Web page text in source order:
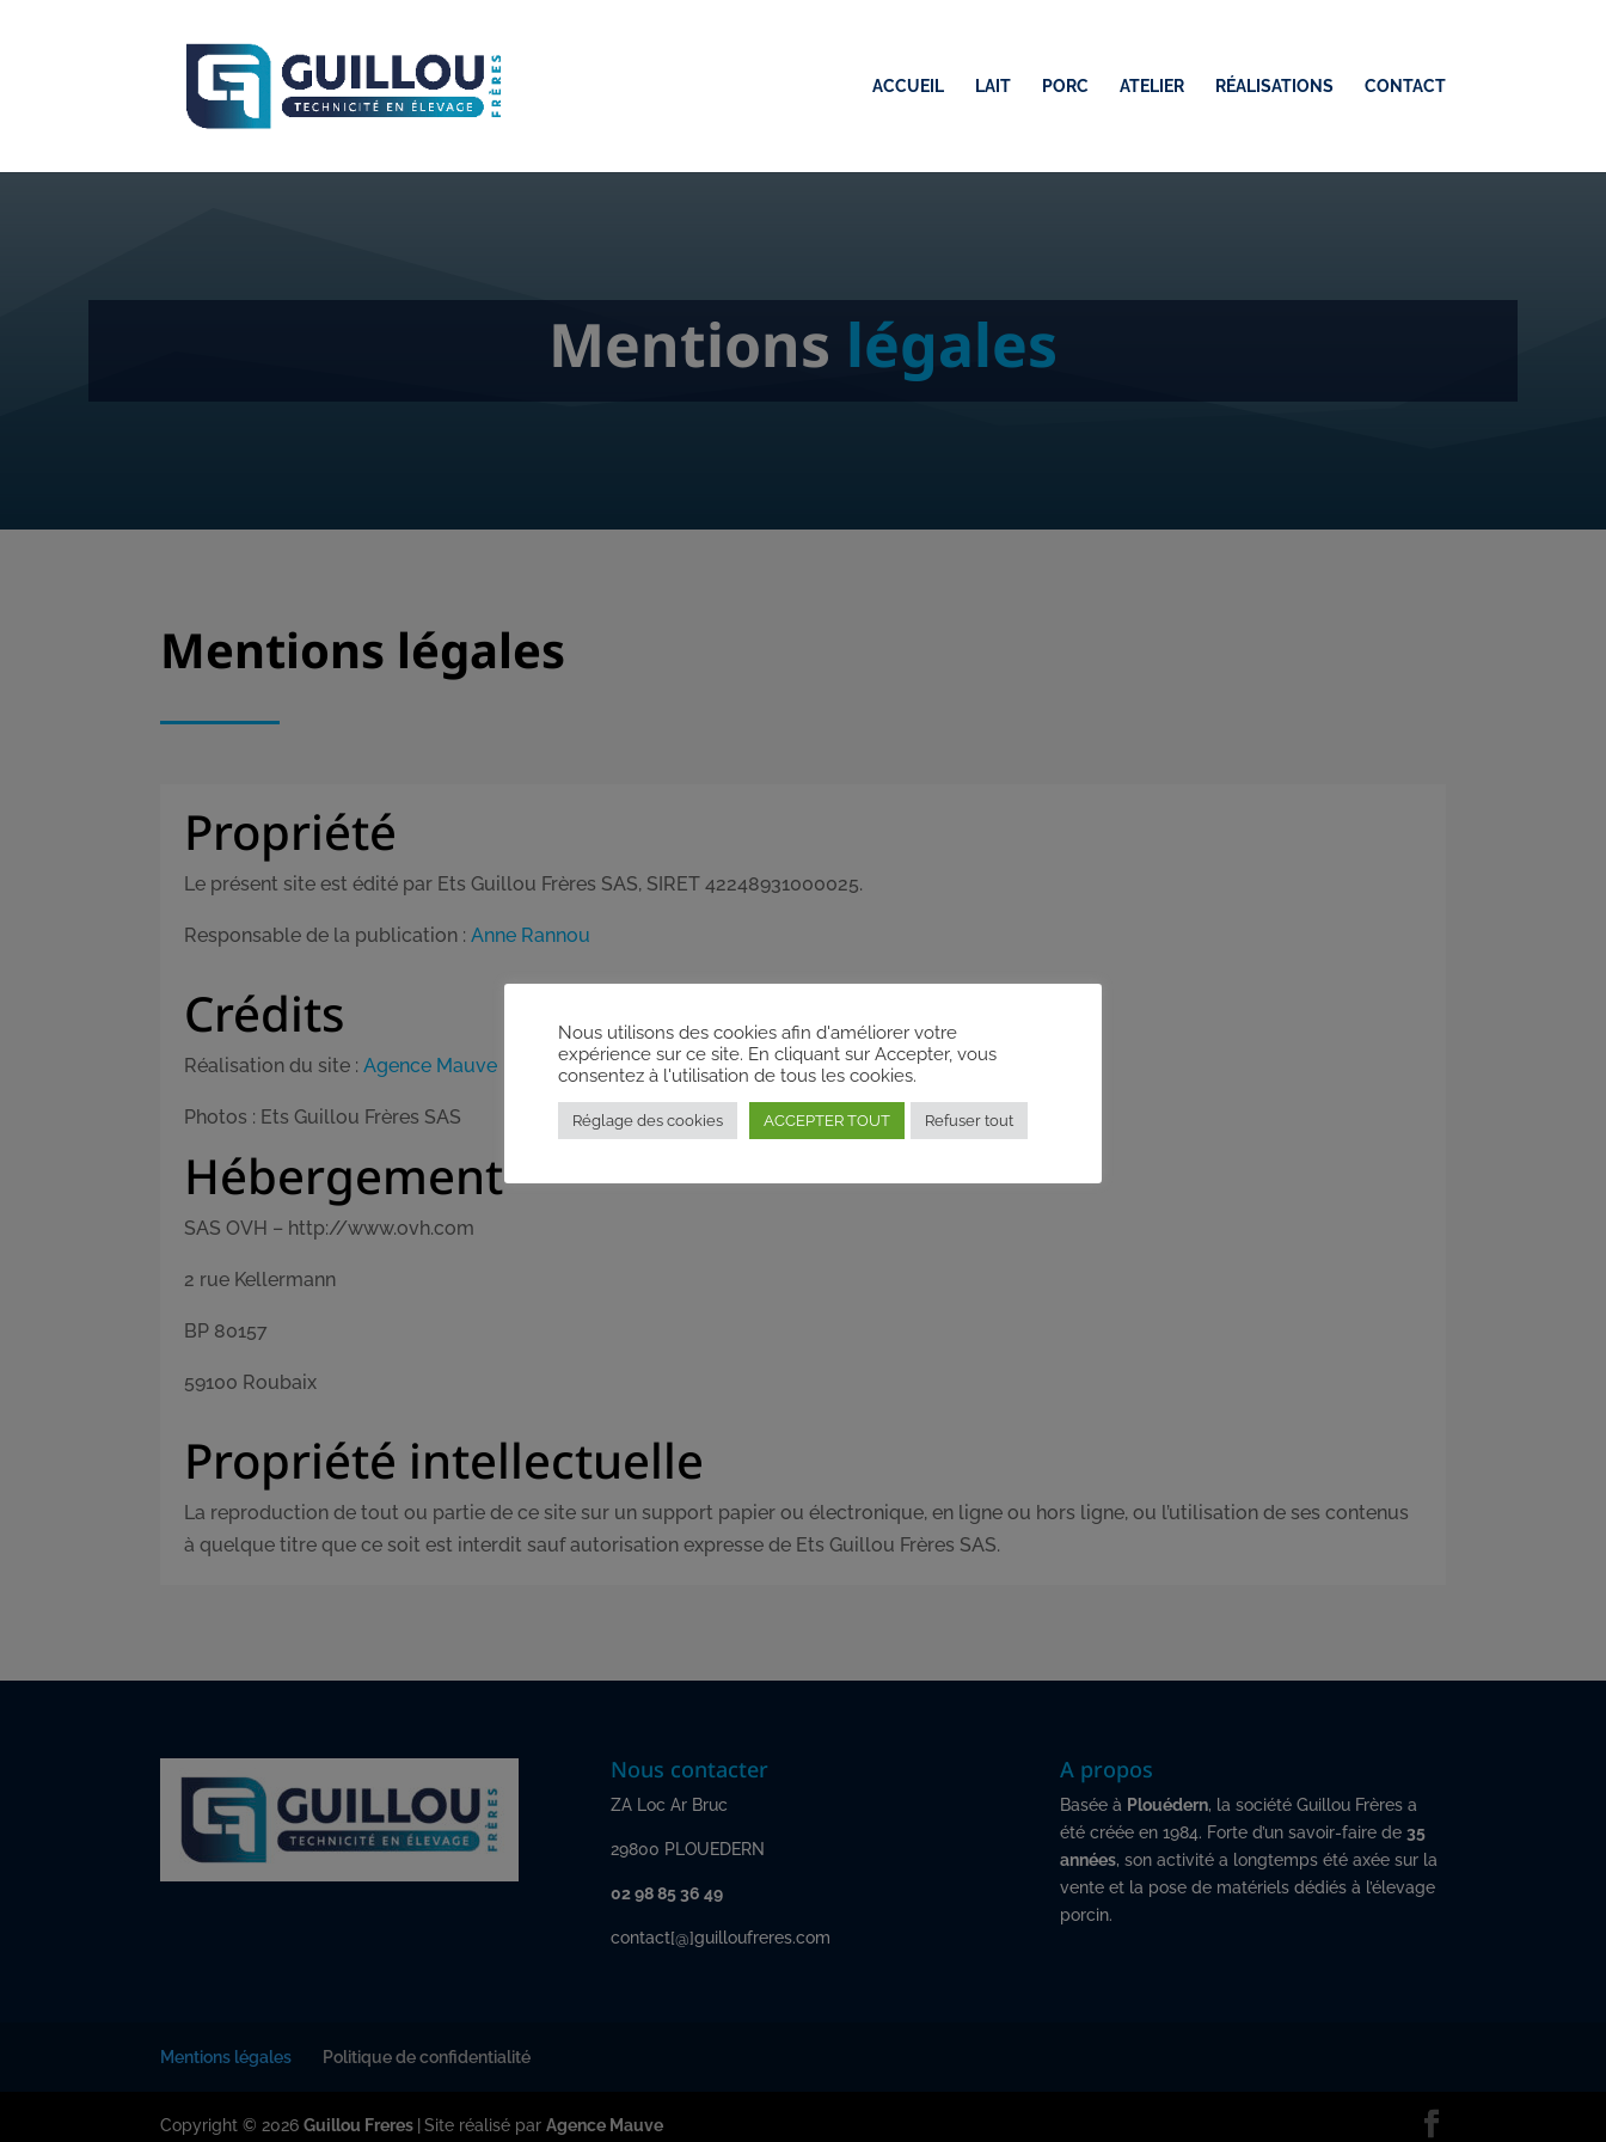
ACCUEIL LAIT PORC ATELIER RÉALISATIONS CONTACT
Mentions légales
Mentions légales
Propriété
Le présent site est édité par Ets Guillou Frères SAS, SIRET 42248931000025.
Responsable de la publication :Anne Rannou
Crédits
Réalisation du site :Agence Mauve
Photos : Ets Guillou Frères SAS
Hébergement
SAS OVH – http://www.ovh.com
2 rue Kellermann
BP 80157
59100 Roubaix
Propriété intellectuelle
La reproduction de tout ou partie de ce site sur un support papier ou électronique, en ligne ou hors ligne, ou l’utilisation de ses contenus
à quelque titre que ce soit est interdit sauf autorisation expresse de Ets Guillou Frères SAS.
Nous contacter
ZA Loc Ar Bruc
29800 PLOUEDERN
02 98 85 36 49
contact[@]guilloufreres.com
A propos
Basée à Plouédern, la société Guillou Frères a
été créée en 1984. Forte d’un savoir-faire de 35
années, son activité a longtemps été axée sur la
vente et la pose de matériels dédiés à l’élevage
porcin.
Mentions légales Politique de confidentialité
Copyright © 2026Guillou Freres Site réalisé parAgence Mauve
Nous utilisons des cookies afin d'améliorer votre
expérience sur ce site. En cliquant sur Accepter, vous
consentez à l'utilisation de tous les cookies.
Réglage des cookies ACCEPTER TOUT Refuser tout